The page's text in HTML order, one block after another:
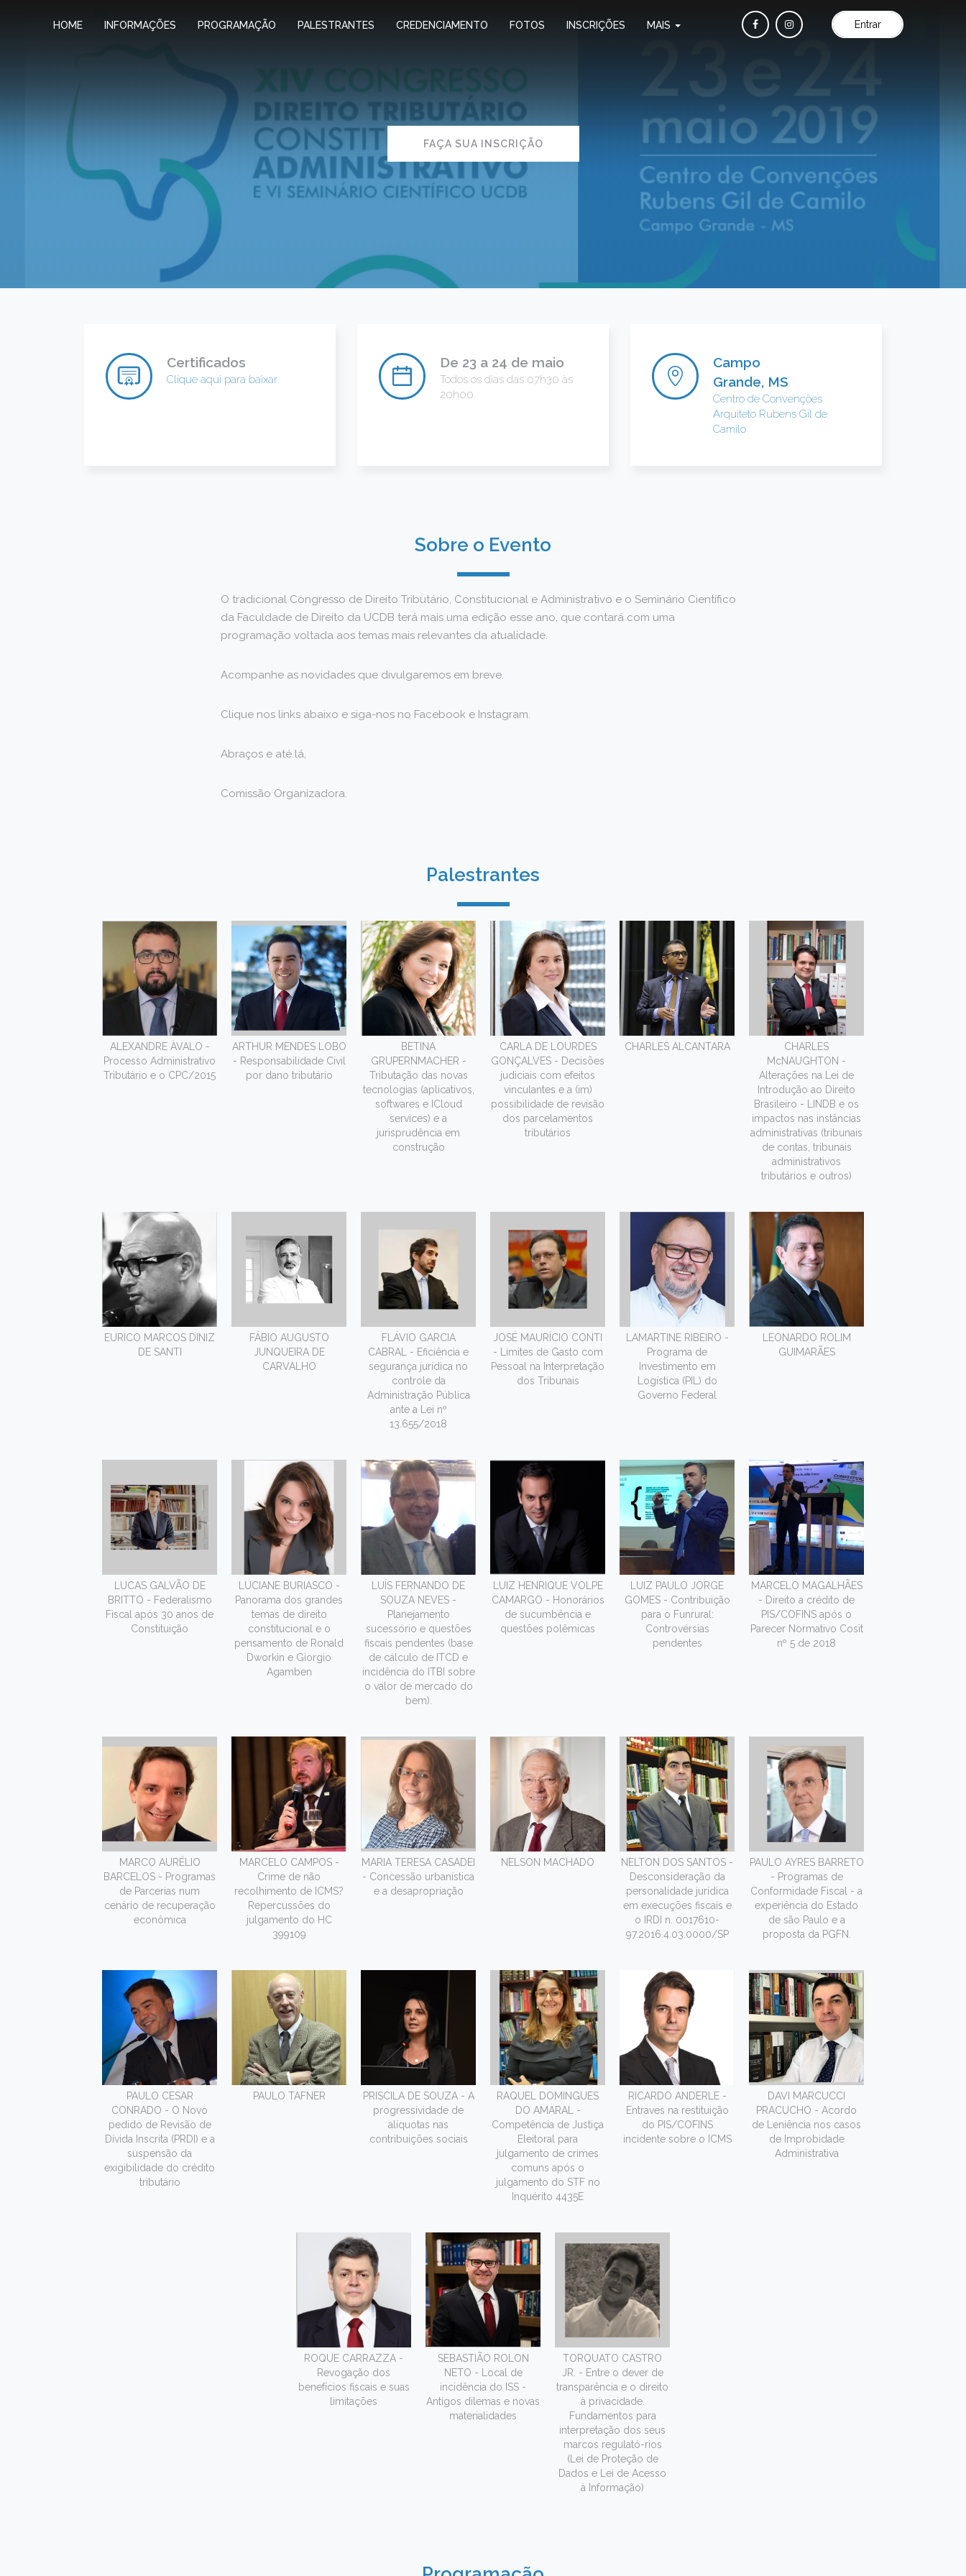
HOME INFORMAÇÕES PROGRAMAÇÃO PALESTRANTES CREDENCIAMENTO FOTOS INSCRIÇÕES MAIS Entrar
FAÇA SUA INSCRIÇÃO
Certificados
Clique aqui para baixar
De 23 a 24 de maio
Todos os dias das 07h30 às
20h00
Campo
Grande, MS
Centro de Convenções
Arquiteto Rubens Gil de
Camilo
Sobre o Evento
O tradicional Congresso de Direito Tributário, Constitucional e Administrativo e o Seminário Científico
da Faculdade de Direito da UCDB terá mais uma edição esse ano, que contará com uma
programação voltada aos temas mais relevantes da atualidade.
Acompanhe as novidades que divulgaremos em breve.
Clique nos links abaixo e siga-nos no Facebook e Instagram.
Abraços e até lá,
Comissão Organizadora.
Palestrantes
ALEXANDRE ÀVALO -
Processo Administrativo
Tributário e o CPC/2015
ARTHUR MENDES LOBO
- Responsabilidade Civil
por dano tributário
BETINA
GRUPERNMACHER -
Tributação das novas
tecnologias (aplicativos,
softwares e ICloud
services) e a
jurisprudência em
construção
CARLA DE LOURDES
GONÇALVES - Decisões
judiciais com efeitos
vinculantes e a (im)
possibilidade de revisão
dos parcelamentos
tributários
CHARLES ALCANTARA
CHARLES
McNAUGHTON -
Alterações na Lei de
Introdução ao Direito
Brasileiro - LINDB e os
impactos nas instâncias
administrativas (tribunais
de contas, tribunais
administrativos
tributários e outros)
EURICO MARCOS DINIZ
DE SANTI
FÁBIO AUGUSTO
JUNQUEIRA DE
CARVALHO
FLÁVIO GARCIA
CABRAL - Eficiência e
segurança jurídica no
controle da
Administração Pública
ante a Lei nº
13.655/2018
JOSÉ MAURÍCIO CONTI
- Limites de Gasto com
Pessoal na Interpretação
dos Tribunais
LAMARTINE RIBEIRO -
Programa de
Investimento em
Logística (PIL) do
Governo Federal
LEONARDO ROLIM
GUIMARÃES
LUCAS GALVÃO DE
BRITTO - Federalismo
Fiscal após 30 anos de
Constituição
LUCIANE BURIASCO -
Panorama dos grandes
temas de direito
constitucional e o
pensamento de Ronald
Dworkin e Giorgio
Agamben
LUÍS FERNANDO DE
SOUZA NEVES -
Planejamento
sucessório e questões
fiscais pendentes (base
de cálculo de ITCD e
incidência do ITBI sobre
o valor de mercado do
bem).
LUIZ HENRIQUE VOLPE
CAMARGO - Honorários
de sucumbência e
questões polêmicas
LUIZ PAULO JORGE
GOMES - Contribuição
para o Funrural:
Controvérsias
pendentes
MARCELO MAGALHÃES
- Direito a crédito de
PIS/COFINS após o
Parecer Normativo Cosit
nº 5 de 2018
MARCO AURÉLIO
BARCELOS - Programas
de Parcerias num
cenário de recuperação
econômica
MARCELO CAMPOS -
Crime de não
recolhimento de ICMS?
Repercussões do
julgamento do HC
399109
MARIA TERESA CASADEI
- Concessão urbanística
e a desapropriação
NELSON MACHADO
NELTON DOS SANTOS -
Desconsideração da
personalidade jurídica
em execuções fiscais e
o IRDI n. 0017610-
97.2016.4.03.0000/SP
PAULO AYRES BARRETO
- Programas de
Conformidade Fiscal - a
experiência do Estado
de são Paulo e a
proposta da PGFN.
PAULO CESAR
CONRADO - O Novo
pedido de Revisão de
Dívida Inscrita (PRDI) e a
suspensão da
exigibilidade do crédito
tributário
PAULO TAFNER
PRISCILA DE SOUZA - A
progressividade de
alíquotas nas
contribuições sociais
RAQUEL DOMINGUES
DO AMARAL -
Competência de Justiça
Eleitoral para
julgamento de crimes
comuns após o
julgamento do STF no
Inquérito 4435E
RICARDO ANDERLE -
Entraves na restituição
do PIS/COFINS
incidente sobre o ICMS
DAVI MARCUCCI
PRACUCHO - Acordo
de Leniência nos casos
de Improbidade
Administrativa
ROQUE CARRAZZA -
Revogação dos
benefícios fiscais e suas
limitações
SEBASTIÃO ROLON
NETO - Local de
incidência do ISS -
Antigos dilemas e novas
materialidades
TORQUATO CASTRO
JR. - Entre o dever de
transparência e o direito
à privacidade.
Fundamentos para
interpretação dos seus
marcos regulató-rios
(Lei de Proteção de
Dados e Lei de Acesso
à Informação)